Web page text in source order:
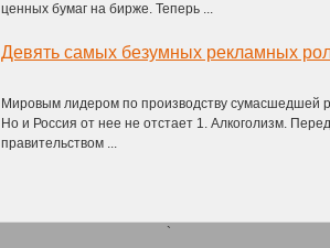
ценных бумаг на бирже. Теперь ...
Мировым лидером по производству сумасшедшей
Но и Россия от нее не отстает 1. Алкоголизм.
правительством ...
`